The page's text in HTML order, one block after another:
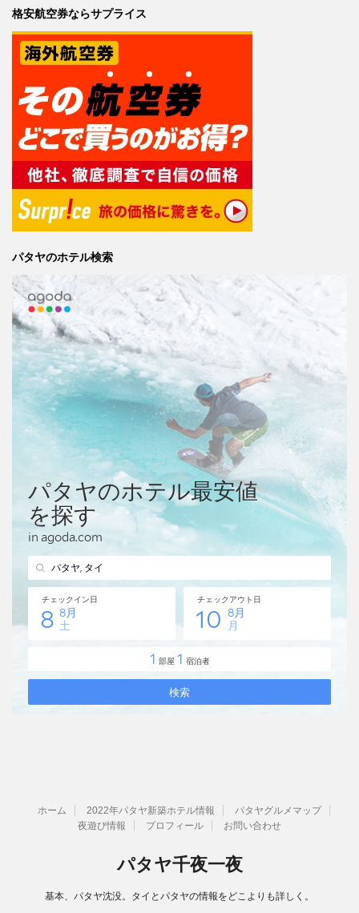
格安航空券ならサプライス
パタヤのホテル検索
ホーム 2022年パタヤ新築ホテル情報
パタヤグルメマップ
夜遊び情報
プロフィール お問い合わせ
パタヤ千夜一夜
基本、パタヤ沈没。タイとパタヤの情報をどこよりも詳しく。